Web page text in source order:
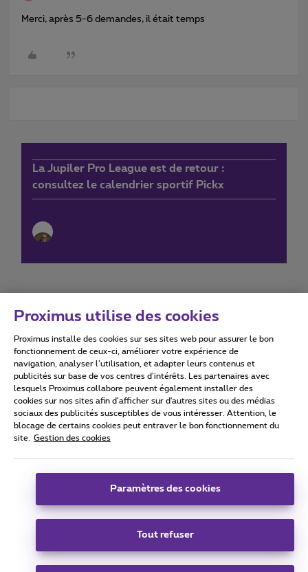
Merci, après 5-6 demandes, il était temps
La Jupiler Pro League est de retour :
consultez le calendrier sportif Pickx
Conditions d'utilisation Accessibility statement
Tous droits réservés. © 2026
Conditions générales, info consommateur
Coordonnées de l’entreprise
Boulevard du Roi Albert II 27 - B-1030 Bruxelles.
Carrier & Wholesale Solutions
Proximus utilise des cookies
Proximus installe des cookies sur ses sites web pour assurer le bon
fonctionnement de ceux-ci, améliorer votre expérience de
navigation, analyser l’utilisation, et adapter leurs contenus et
publicités sur base de vos centres d’intérêts. Les partenaires avec
lesquels Proximus collabore peuvent également installer des
cookies sur nos sites afin d’afficher sur d'autres sites ou des médias
sociaux des publicités susceptibles de vous intéresser. Attention, le
blocage de certains cookies peut entraver le bon fonctionnement du
site.
Gestion des cookies
Paramètres des cookies
Tout refuser